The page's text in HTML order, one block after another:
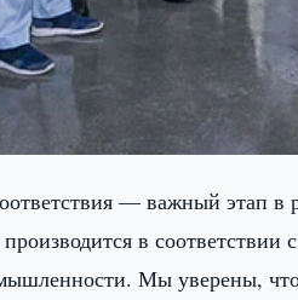
— важный этап в
в
Мы уверены,